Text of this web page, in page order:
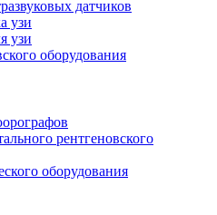
датчиков
узи
узи
оборудования
рентгеновского
оборудования